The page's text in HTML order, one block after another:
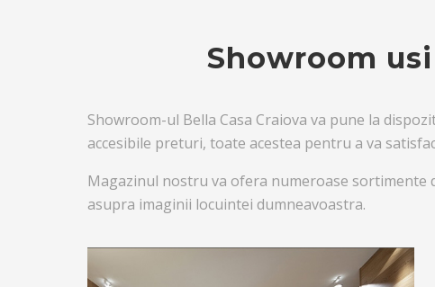
Showroom
Showroom-ul Bella Casa Craiova va pune la
accesibile preturi, toate acestea pentru a va
Magazinul nostru va ofera numeroase sortimente
asupra imaginii locuintei dumneavoastra.